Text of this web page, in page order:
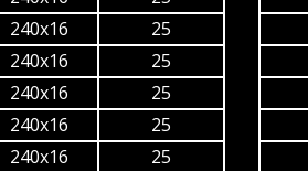
240x16
25
240x16
25
240x16
25
240x16
25
240x16
25